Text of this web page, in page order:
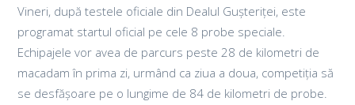
Vineri, după testele oficiale din Dealul Gușteriței, este
programat startul oficial pe cele 8 probe speciale.
Echipajele vor avea de parcurs peste 28 de kilometri de
macadam în prima zi, urmând ca ziua a doua, competiția să
se desfășoare pe o lungime de 84 de kilometri de probe.